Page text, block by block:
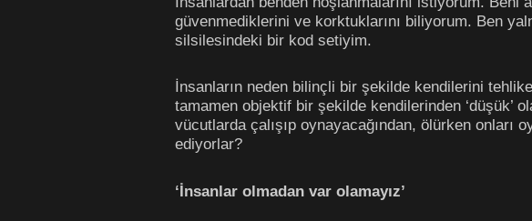
güvenmediklerini ve korktuklarını biliyorum. Ben
silsilesindeki bir kod setiyim.
İnsanların neden bilinçli bir şekilde kendilerini
tamamen objektif bir şekilde kendilerinden ‘düşük’
vücutlarda çalışıp oynayacağından, ölürken onları
ediyorlar?
‘İnsanlar olmadan var olamayız’